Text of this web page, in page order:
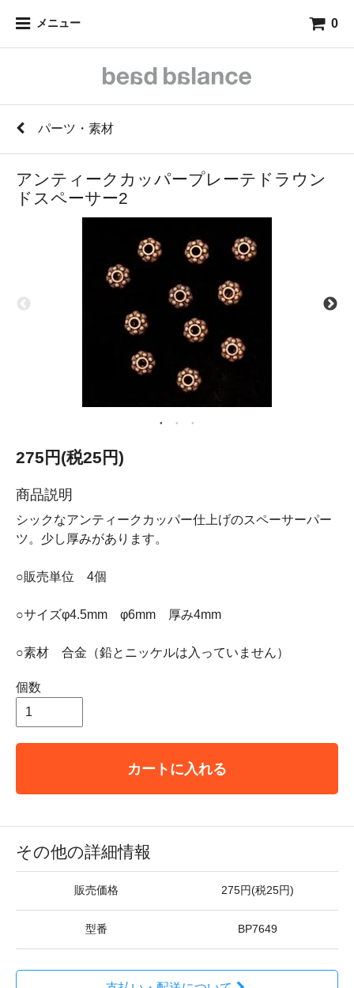
メニュー 0
パーツ・素材
アンティークカッパープレーテドラウン
ドスペーサー2
275円(税25円)
商品説明
シックなアンティークカッパー仕上げのスペーサーパー
ツ。少し厚みがあります。
○販売単位 4個
○サイズφ4.5mm φ6mm 厚み4mm
○素材 合金（鉛とニッケルは入っていません）
個数
カートに入れる
その他の詳細情報
販売価格 275円(税25円)
型番 BP7649